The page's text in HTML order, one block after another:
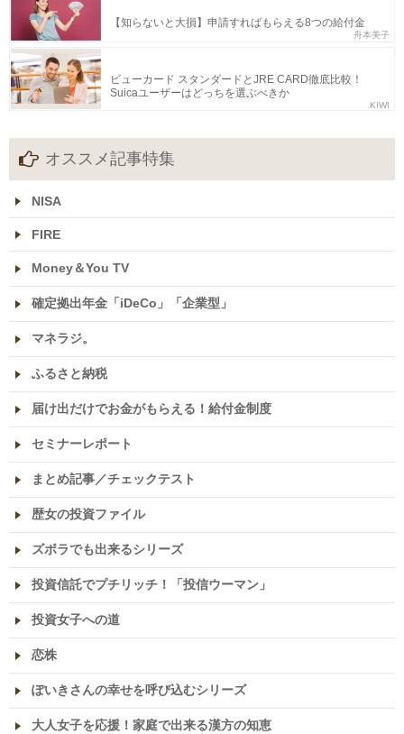
【知らないと大損】申請すればもらえる8つの給付金
舟本美子
ビューカード スタンダードとJRE CARD徹底比較！
Suicaユーザーはどっちを選ぶべきか
KIWI
オススメ記事特集
NISA
FIRE
Money＆You TV
確定拠出年金「iDeCo」「企業型」
マネラジ。
ふるさと納税
届け出だけでお金がもらえる！給付金制度
セミナーレポート
まとめ記事／チェックテスト
歴女の投資ファイル
ズボラでも出来るシリーズ
投資信託でプチリッチ！「投信ウーマン」
投資女子への道
恋株
ぽいきさんの幸せを呼び込むシリーズ
大人女子を応援！家庭で出来る漢方の知恵